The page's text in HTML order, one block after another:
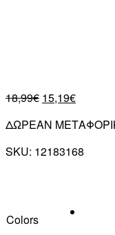
18,99€ 15,19€
ΔΩΡΕΑΝ
SKU: 12183168
Colors